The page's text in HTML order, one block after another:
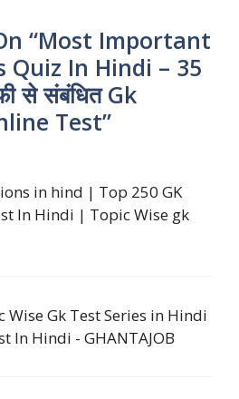
“Most Important
Quiz In Hindi – 35
से संबंधित Gk
Test”
in hind | Top 250 GK
In Hindi | Topic Wise gk
Wise Gk Test Series in Hindi
In Hindi - GHANTAJOB